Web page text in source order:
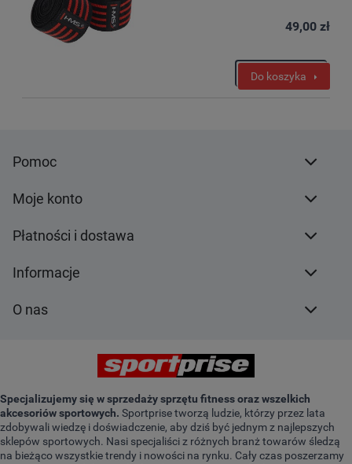
49,00 zł
Do koszyka
Pomoc
Moje konto
Płatności i dostawa
Informacje
O nas
Specjalizujemy się w sprzedaży sprzętu fitness oraz wszelkich
akcesoriów sportowych. Sportprise tworzą ludzie, którzy przez lata
zdobywali wiedzę i doświadczenie, aby dziś być jednym z najlepszych
sklepów sportowych. Nasi specjaliści z różnych branż towarów śledzą
na bieżąco wszystkie trendy i nowości na rynku. Cały czas poszerzamy